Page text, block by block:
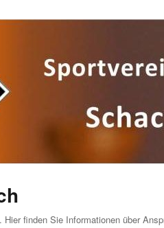
finden Sie Informationen über